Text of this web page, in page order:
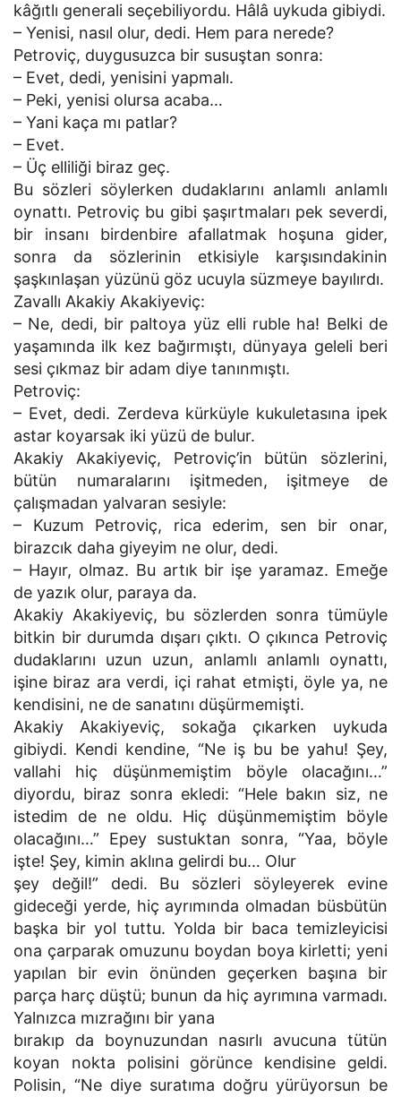
kâğıtlı generali seçebiliyordu. Hâlâ uykuda gibiydi.
– Yenisi, nasıl olur, dedi. Hem para nerede?
Petroviç, duygusuzca bir susuştan sonra:
– Evet, dedi, yenisini yapmalı.
– Peki, yenisi olursa acaba…
– Yani kaça mı patlar?
– Evet.
– Üç elliliği biraz geç.
Bu sözleri söylerken dudaklarını anlamlı anlamlı
oynattı. Petroviç bu gibi şaşırtmaları pek severdi,
bir insanı birdenbire afallatmak hoşuna gider,
sonra da sözlerinin etkisiyle karşısındakinin
şaşkınlaşan yüzünü göz ucuyla süzmeye bayılırdı.
Zavallı Akakiy Akakiyeviç:
– Ne, dedi, bir paltoya yüz elli ruble ha! Belki de
yaşamında ilk kez bağırmıştı, dünyaya geleli beri
sesi çıkmaz bir adam diye tanınmıştı.
Petroviç:
– Evet, dedi. Zerdeva kürküyle kukuletasına ipek
astar koyarsak iki yüzü de bulur.
Akakiy Akakiyeviç, Petroviç’in bütün sözlerini,
bütün numaralarını işitmeden, işitmeye de
çalışmadan yalvaran sesiyle:
– Kuzum Petroviç, rica ederim, sen bir onar,
birazcık daha giyeyim ne olur, dedi.
– Hayır, olmaz. Bu artık bir işe yaramaz. Emeğe
de yazık olur, paraya da.
Akakiy Akakiyeviç, bu sözlerden sonra tümüyle
bitkin bir durumda dışarı çıktı. O çıkınca Petroviç
dudaklarını uzun uzun, anlamlı anlamlı oynattı,
işine biraz ara verdi, içi rahat etmişti, öyle ya, ne
kendisini, ne de sanatını düşürmemişti.
Akakiy Akakiyeviç, sokağa çıkarken uykuda
gibiydi. Kendi kendine, “Ne iş bu be yahu! Şey,
vallahi hiç düşünmemiştim böyle olacağını…”
diyordu, biraz sonra ekledi: “Hele bakın siz, ne
istedim de ne oldu. Hiç düşünmemiştim böyle
olacağını…” Epey sustuktan sonra, “Yaa, böyle
işte! Şey, kimin aklına gelirdi bu… Olur
şey değil!” dedi. Bu sözleri söyleyerek evine
gideceği yerde, hiç ayrımında olmadan büsbütün
başka bir yol tuttu. Yolda bir baca temizleyicisi
ona çarparak omuzunu boydan boya kirletti; yeni
yapılan bir evin önünden geçerken başına bir
parça harç düştü; bunun da hiç ayrımına varmadı.
Yalnızca mızrağını bir yana
bırakıp da boynuzundan nasırlı avucuna tütün
koyan nokta polisini görünce kendisine geldi.
Polisin, “Ne diye suratıma doğru yürüyorsun be